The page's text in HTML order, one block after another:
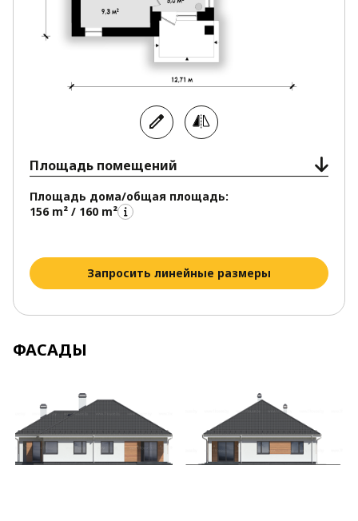
Площадь помещений
Площадь дома/общая площадь:
156 m² / 160 m²
Запросить линейные размеры
ФАСАДЫ